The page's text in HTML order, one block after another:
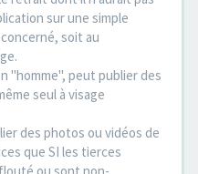
sur une simple
soit au
"homme", peut publier des
seul à visage
des photos ou vidéos de
que SI les tierces